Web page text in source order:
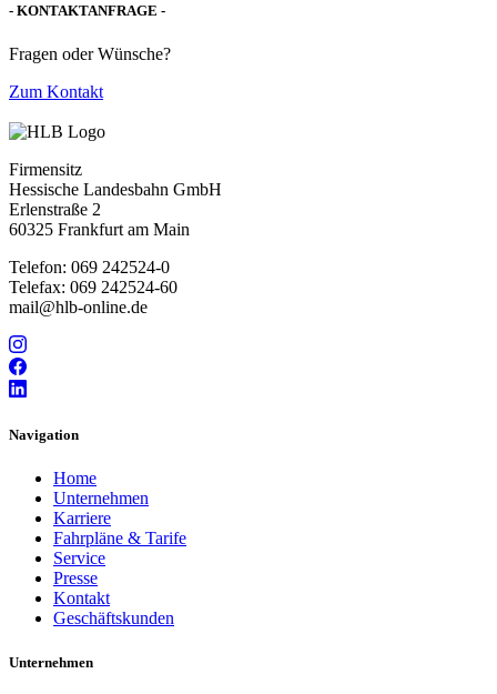
- KONTAKTANFRAGE -
Fragen oder Wünsche?
Zum Kontakt
Firmensitz
Hessische Landesbahn GmbH
Erlenstraße 2
60325 Frankfurt am Main
Telefon: 069 242524-0
Telefax: 069 242524-60
mail@hlb-online.de
Navigation
Home
Unternehmen
Karriere
Fahrpläne & Tarife
Service
Presse
Kontakt
Geschäftskunden
Unternehmen